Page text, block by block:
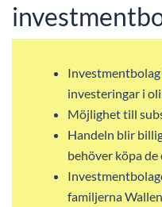
investeringar i
Möjlighet till
Handeln blir
behöver köpa
familjerna